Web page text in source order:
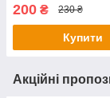
200 ₴ 230 ₴
Купити
Акційні